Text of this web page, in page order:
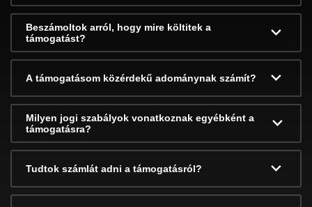
Beszámoltok arról, hogy mire költitek a
támogatást?
A támogatásom közérdekű adománynak számít?
Milyen jogi szabályok vonatkoznak egyébként a
támogatásra?
Tudtok számlát adni a támogatásról?